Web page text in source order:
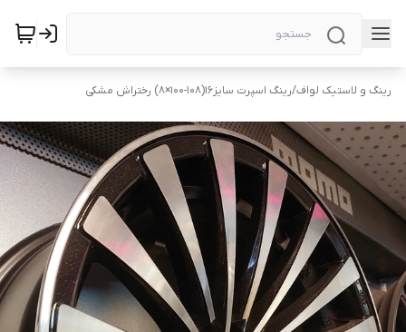
رینگ و لاستیک لواف/رینگ اسپرت سایز۱۶(۱۰۸-۱۰۰×۸) رختراش مشکی